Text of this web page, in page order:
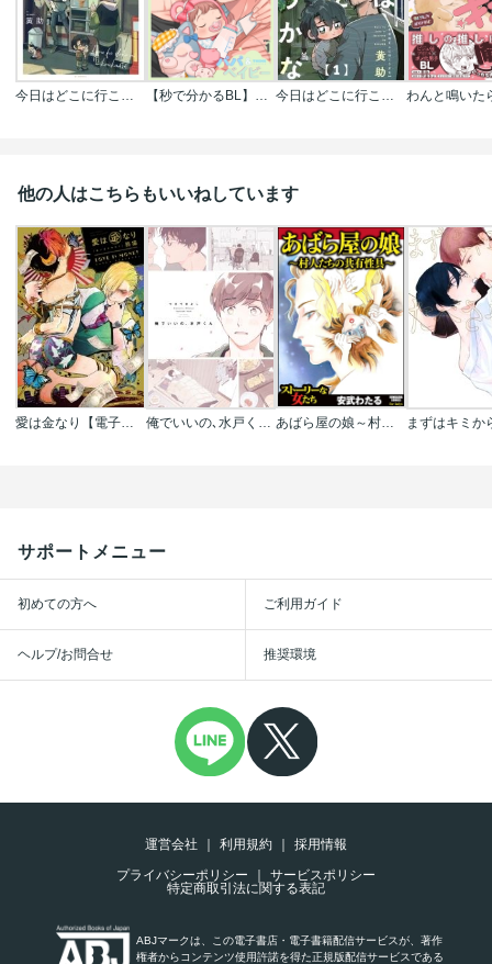
今日はどこに行こうかな【コミックス版】 【秒で分かるBL】パパ&ベイビー 今日はどこに行こうかな
他の人はこちらもいいねしています
サポートメニュー
初めての方へ ご利用ガイド
ヘルプ/お問合せ 推奨環境
運営会社 利用規約
採用情報
プライバシーポリシー
サービスポリシー
特定商取引法に関する表記
ABJマークは、この電子書店・電子書籍配信サービスが、著作
権者からコンテンツ使用許諾を得た正規版配信サービスである